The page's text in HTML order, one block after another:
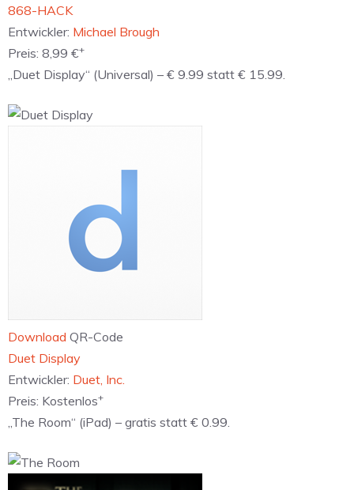
‎868-HACK
Entwickler: Michael Brough
Preis: 8,99 €+
„Duet Display“ (Universal) – € 9.99 statt € 15.99.
Download QR-Code
‎Duet Display
Entwickler: Duet, Inc.
Preis: Kostenlos+
„The Room“ (iPad) – gratis statt € 0.99.